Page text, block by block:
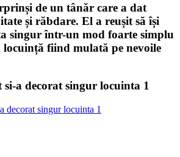
de un tânăr care a dat
și răbdare. El a reușit să își
singur într-un mod foarte simplu
locuință fiind mulată pe nevoile
a decorat singur locuinta 1